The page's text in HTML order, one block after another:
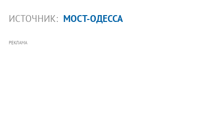
ИСТОЧНИК: МОСТ-ОДЕССА
РЕКЛАМА